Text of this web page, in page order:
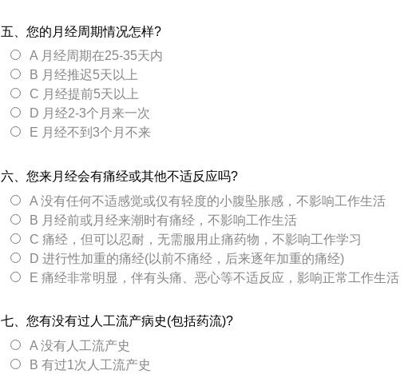
五、您的月经周期情况怎样?
A 月经周期在25-35天内
B 月经推迟5天以上
C 月经提前5天以上
D 月经2-3个月来一次
E 月经不到3个月不来
六、您来月经会有痛经或其他不适反应吗?
A 没有任何不适感觉或仅有轻度的小腹坠胀感，不影响工作生活
B 月经前或月经来潮时有痛经，不影响工作生活
C 痛经，但可以忍耐，无需服用止痛药物，不影响工作学习
D 进行性加重的痛经(以前不痛经，后来逐年加重的痛经)
E 痛经非常明显，伴有头痛、恶心等不适反应，影响正常工作生活
七、您有没有过人工流产病史(包括药流)?
A 没有人工流产史
B 有过1次人工流产史